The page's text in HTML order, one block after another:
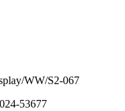
WW/S2-067
53677